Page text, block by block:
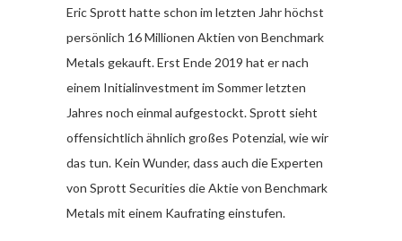
Eric Sprott hatte schon im letzten Jahr höchst
persönlich 16 Millionen Aktien von Benchmark
Metals gekauft. Erst Ende 2019 hat er nach
einem Initialinvestment im Sommer letzten
Jahres noch einmal aufgestockt. Sprott sieht
offensichtlich ähnlich großes Potenzial, wie wir
das tun. Kein Wunder, dass auch die Experten
von Sprott Securities die Aktie von Benchmark
Metals mit einem Kaufrating einstufen.